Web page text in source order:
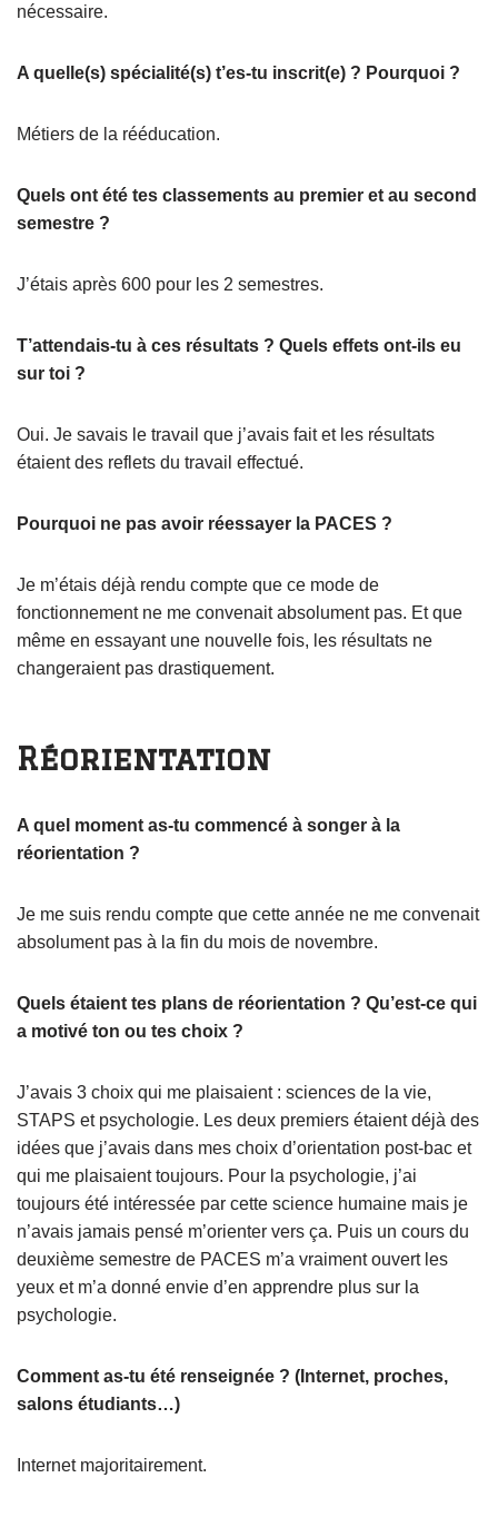
nécessaire.
A quelle(s) spécialité(s) t’es-tu inscrit(e) ? Pourquoi ?
Métiers de la rééducation.
Quels ont été tes classements au premier et au second
semestre ?
J’étais après 600 pour les 2 semestres.
T’attendais-tu à ces résultats ? Quels effets ont-ils eu
sur toi ?
Oui. Je savais le travail que j’avais fait et les résultats
étaient des reflets du travail effectué.
Pourquoi ne pas avoir réessayer la PACES ?
Je m’étais déjà rendu compte que ce mode de
fonctionnement ne me convenait absolument pas. Et que
même en essayant une nouvelle fois, les résultats ne
changeraient pas drastiquement.
Réorientation
A quel moment as-tu commencé à songer à la
réorientation ?
Je me suis rendu compte que cette année ne me convenait
absolument pas à la fin du mois de novembre.
Quels étaient tes plans de réorientation ? Qu’est-ce qui
a motivé ton ou tes choix ?
J’avais 3 choix qui me plaisaient : sciences de la vie,
STAPS et psychologie. Les deux premiers étaient déjà des
idées que j’avais dans mes choix d’orientation post-bac et
qui me plaisaient toujours. Pour la psychologie, j’ai
toujours été intéressée par cette science humaine mais je
n’avais jamais pensé m’orienter vers ça. Puis un cours du
deuxième semestre de PACES m’a vraiment ouvert les
yeux et m’a donné envie d’en apprendre plus sur la
psychologie.
Comment as-tu été renseignée ? (Internet, proches,
salons étudiants…)
Internet majoritairement.